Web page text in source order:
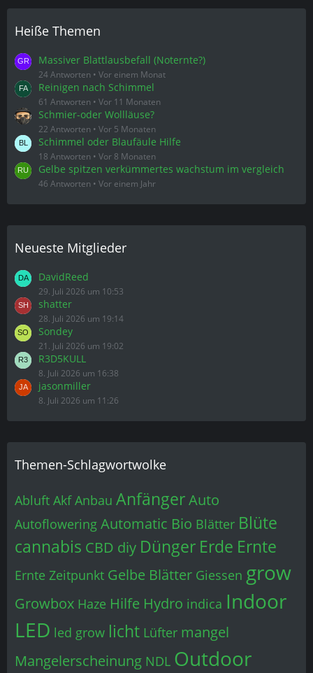
Heiße Themen
Massiver Blattlausbefall (Noternte?)
24 Antworten Vor einem Monat
Reinigen nach Schimmel
61 Antworten Vor 11 Monaten
Schmier-oder Wollläuse?
22 Antworten Vor 5 Monaten
Schimmel oder Blaufäule Hilfe
18 Antworten Vor 8 Monaten
Gelbe spitzen verkümmertes wachstum im vergleich
46 Antworten Vor einem Jahr
Neueste Mitglieder
DavidReed
29. Juli 2026 um 10:53
shatter
28. Juli 2026 um 19:14
Sondey
21. Juli 2026 um 19:02
R3D5KULL
8. Juli 2026 um 16:38
jasonmiller
8. Juli 2026 um 11:26
Themen-Schlagwortwolke
Abluft Akf Anbau AnfängerAuto
Autoflowering Automatic Bio Blätter Blüte
cannabis CBD diy Dünger Erde Ernte
Ernte Zeitpunkt Gelbe Blätter Giessen grow
Growbox Haze Hilfe Hydro indica Indoor
LED led grow licht Lüfter mangel
Mangelerscheinung NDL Outdoor